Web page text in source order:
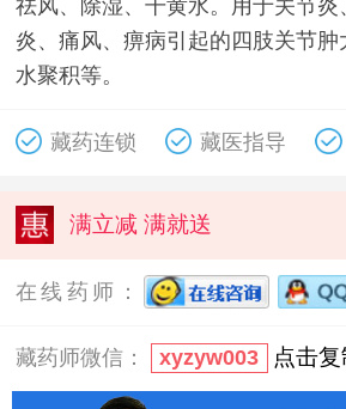
祛风、除湿、干黄水。用于关节炎
炎、痛风、痹病引起的四肢关节
水聚积等。
藏药连锁 藏医指导
满立减 满就送
在线药师：
藏药师微信： xyzyw003 点击复